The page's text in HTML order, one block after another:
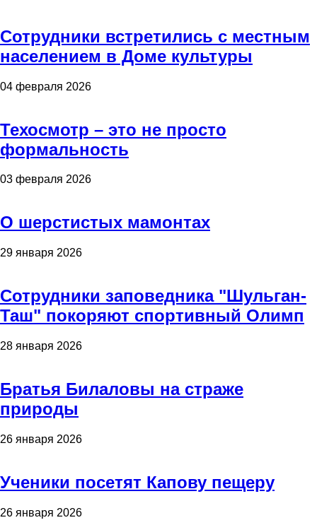
Сотрудники встретились с местным
населением в Доме культуры
04 февраля 2026
Техосмотр – это не просто
формальность
03 февраля 2026
О шерстистых мамонтах
29 января 2026
Сотрудники заповедника "Шульган-
Таш" покоряют спортивный Олимп
28 января 2026
Братья Билаловы на страже
природы
26 января 2026
Ученики посетят Капову пещеру
26 января 2026